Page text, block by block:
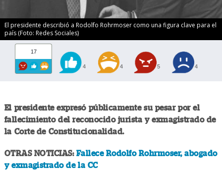
El presidente describió a Rodolfo Rohrmoser como una figura clave para el
país (Foto: Redes Sociales)
17
4 4 5 4
El presidente expresó públicamente su pesar por el
fallecimiento del reconocido jurista y exmagistrado de
la Corte de Constitucionalidad.
OTRAS NOTICIAS: Fallece Rodolfo Rohrmoser, abogado
y exmagistrado de la CC